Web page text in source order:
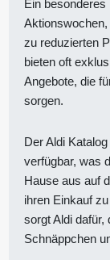
Ein
zu reduzierten
bieten oft
Angebote, die
sorgen.
Der Aldi
verfügbar, was
Hause aus auf
ihren Einkauf
sorgt Aldi dafür,
Schnäppchen